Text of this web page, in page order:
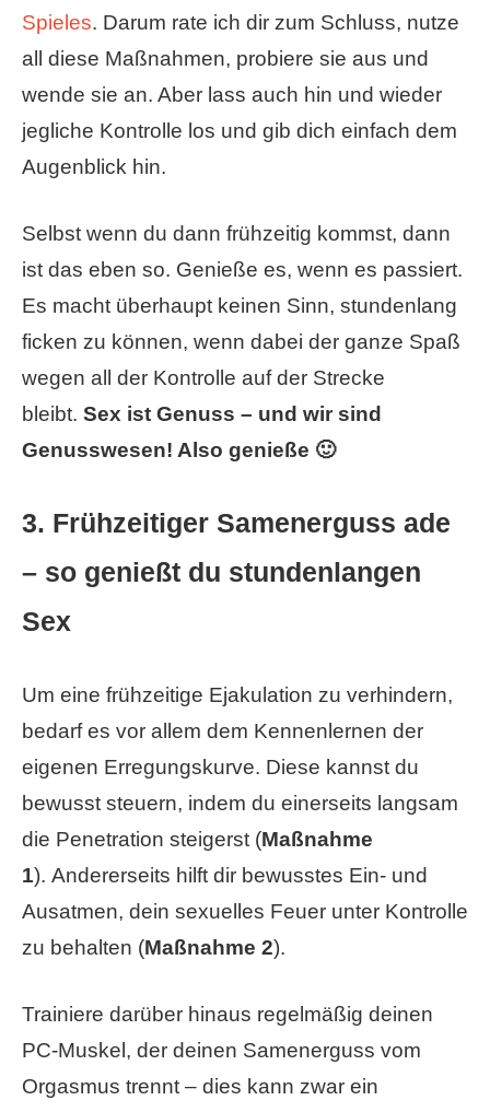
Spieles. Darum rate ich dir zum Schluss, nutze
all diese Maßnahmen, probiere sie aus und
wende sie an. Aber lass auch hin und wieder
jegliche Kontrolle los und gib dich einfach dem
Augenblick hin.
Selbst wenn du dann frühzeitig kommst, dann
ist das eben so. Genieße es, wenn es passiert.
Es macht überhaupt keinen Sinn, stundenlang
ficken zu können, wenn dabei der ganze Spaß
wegen all der Kontrolle auf der Strecke
bleibt. Sex ist Genuss – und wir sind
Genusswesen! Also genieße 🙂
3. Frühzeitiger Samenerguss ade
– so genießt du stundenlangen
Sex
Um eine frühzeitige Ejakulation zu verhindern,
bedarf es vor allem dem Kennenlernen der
eigenen Erregungskurve. Diese kannst du
bewusst steuern, indem du einerseits langsam
die Penetration steigerst (Maßnahme
1). Andererseits hilft dir bewusstes Ein- und
Ausatmen, dein sexuelles Feuer unter Kontrolle
zu behalten (Maßnahme 2).
Trainiere darüber hinaus regelmäßig deinen
PC-Muskel, der deinen Samenerguss vom
Orgasmus trennt – dies kann zwar ein